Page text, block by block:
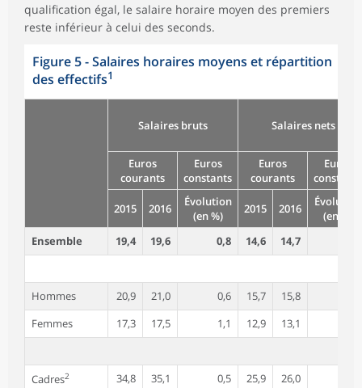
qualification égal, le salaire horaire moyen des premiers
reste inférieur à celui des seconds.
Figure 5 - Salaires horaires moyens et répartition
des effectifs1
Salaires bruts Salaires nets
Euros
courants
Euros
constants
Euros
courants
Euros
constants
2015 2016
Évolution
(en %)
2015 2016
Évolution
(en %)
Ensemble
19,4 19,6 0,8 14,6 14,7
Hommes 20,9 21,0 0,6 15,7 15,8
Femmes
17,3 17,5 1,1 12,9 13,1
Cadres2 34,8 35,1 0,5 25,9 26,0